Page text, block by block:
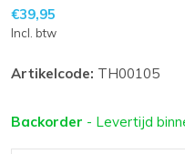
€39,95
Incl. btw
Artikelcode: TH00105
Backorder - Levertijd